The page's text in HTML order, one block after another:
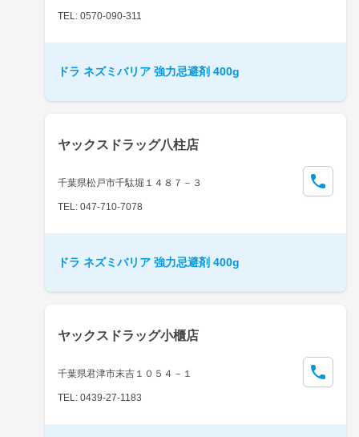
TEL: 0570-090-311
ドラ ネズミバリア 強力忌避剤 400g
ヤックスドラッグ八柱店
千葉県松戸市千駄堀１４８７－３
TEL: 047-710-7078
ドラ ネズミバリア 強力忌避剤 400g
ヤックスドラッグ小櫃店
千葉県君津市末吉１０５４－１
TEL: 0439-27-1183